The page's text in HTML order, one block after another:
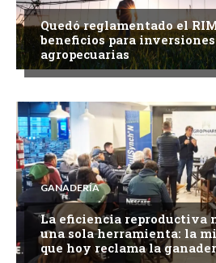
Quedó reglamentado el
beneficios para inversiones
agropecuarias
GANADERÍA
La eficiencia reproductiva
una sola herramienta: la
que hoy reclama la